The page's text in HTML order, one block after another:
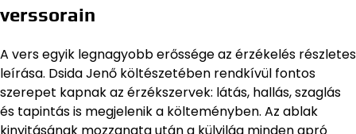
verssorain
A vers egyik legnagyobb erőssége az érzékelés részletes
leírása. Dsida Jenő költészetében rendkívül fontos
szerepet kapnak az érzékszervek: látás, hallás, szaglás
és tapintás is megjelenik a költeményben. Az ablak